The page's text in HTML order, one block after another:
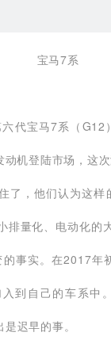
宝马7系
六代宝马7系（
机登陆市场，这
了，他们认为这样
排量化、电动化的
事实。在2017年
到自己的车系中
迟早的事。